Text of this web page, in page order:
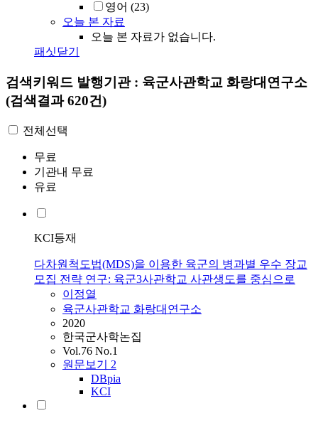
영어 (23)
오늘 본 자료
오늘 본 자료가 없습니다.
패싯닫기
검색키워드 발행기관 : 육군사관학교 화랑대연구소
(검색결과 620건)
전체선택
무료
기관내 무료
유료
KCI등재
다차원척도법(MDS)을 이용한 육군의 병과별 우수 장교
모집 전략 연구: 육군3사관학교 사관생도를 중심으로
이정열
육군사관학교 화랑대연구소
2020
한국군사학논집
Vol.76 No.1
원문보기 2
DBpia
KCI